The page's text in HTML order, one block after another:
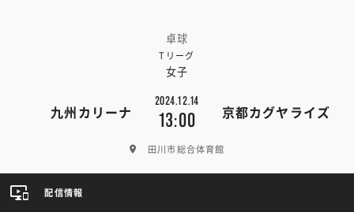
卓球
Tリーグ
女子
九州カリーナ
2024.12.14
13:00 京都カグヤライズ
田川市総合体育館
配信情報